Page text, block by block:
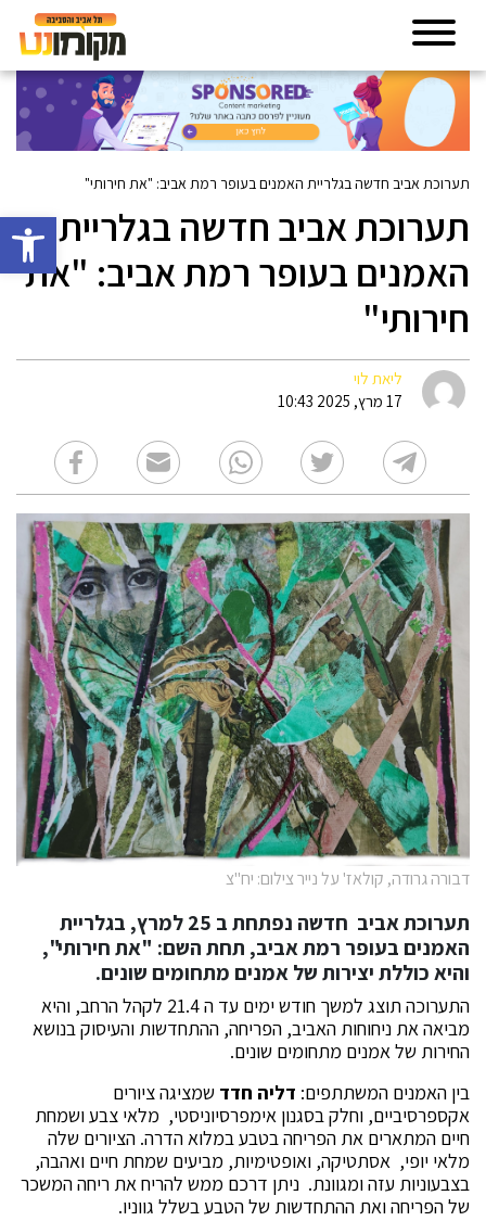
פתח
תערוכת אביב חדשה בגלריית האמנים בעופר רמת אביב: "את חירותי"
תערוכת אביב חדשה בגלריית
האמנים בעופר רמת אביב: "את
חירותי"
ליאת לוי
17 מרץ, 2025 10:43
דבורה גרודה, קולאז' על נייר צילום: יח"צ
תערוכת אביב חדשה נפתחת ב 25 למרץ, בגלריית
האמנים בעופר רמת אביב, תחת השם: "את חירותי",
והיא כוללת יצירות של אמנים מתחומים שונים.
התערוכה תוצג למשך חודש ימים עד ה 21.4 לקהל הרחב, והיא
מביאה את ניחוחות האביב, הפריחה, ההתחדשות והעיסוק בנושא
החירות של אמנים מתחומים שונים.
בין האמנים המשתתפים: דליה חדד שמציגה ציורים
אקספרסיביים, וחלק בסגנון אימפרסיוניסטי, מלאי צבע ושמחת
חיים המתארים את הפריחה בטבע במלוא הדרה. הציורים שלה
מלאי יופי, אסתטיקה, ואופטימיות, מביעים שמחת חיים ואהבה,
בצבעוניות עזה ומגוונת. ניתן דרכם ממש להריח את ריחה המשכר
של הפריחה ואת ההתחדשות של הטבע בשלל גווניו.